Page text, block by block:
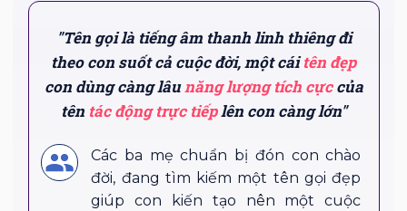
"Tên gọi là tiếng âm thanh linh thiêng đi
theo con suốt cả cuộc đời, một cáitên đẹp
con dùng càng lâunăng lượng tích cựccủa
tên tác động trực tiếplên con càng lớn"
Các ba mẹ chuẩn bị đón con chào
đời, đang tìm kiếm một tên gọi đẹp
giúp con kiến tạo nên một cuộc